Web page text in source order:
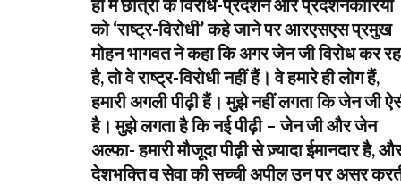
को ‘राष्ट्र-विरोधी’ कहे जाने पर आरएसएस प्रमुख
मोहन भागवत ने कहा कि अगर जेन जी विरोध कर
है, तो वे राष्ट्र-विरोधी नहीं हैं। वे हमारे ही लोग हैं,
हमारी अगली पीढ़ी हैं। मुझे नहीं लगता कि जेन जी
है। मुझे लगता है कि नई पीढ़ी – जेन जी और जेन
अल्फा- हमारी मौजूदा पीढ़ी से ज़्यादा ईमानदार है,
देशभक्ति व सेवा की सच्ची अपील उन पर असर